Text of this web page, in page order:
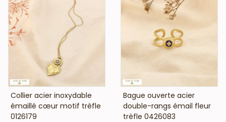
VOIR LE PRIX
Collier acier inoxydable
émaillé cœur motif trèfle
0126179
VOIR LE PRIX
Bague ouverte acier
double-rangs émail fleur
trèfle 0426083